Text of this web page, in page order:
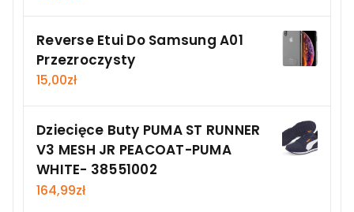
Reverse Etui Do Samsung A01
Przezroczysty
15,00zł
Dziecięce Buty PUMA ST RUNNER
V3 MESH JR PEACOAT-PUMA
WHITE- 38551002
164,99zł